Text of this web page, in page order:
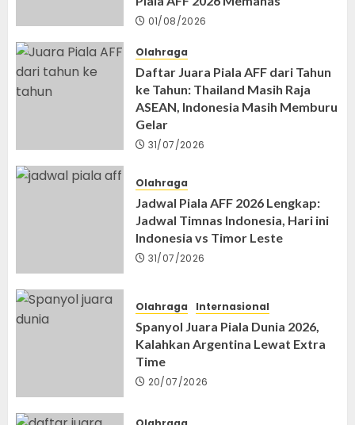
01/08/2026
Olahraga
Daftar Juara Piala AFF dari Tahun
ke Tahun: Thailand Masih Raja
ASEAN, Indonesia Masih Memburu
Gelar
31/07/2026
Olahraga
Jadwal Piala AFF 2026 Lengkap:
Jadwal Timnas Indonesia, Hari ini
Indonesia vs Timor Leste
31/07/2026
Olahraga Internasional
Spanyol Juara Piala Dunia 2026,
Kalahkan Argentina Lewat Extra
Time
20/07/2026